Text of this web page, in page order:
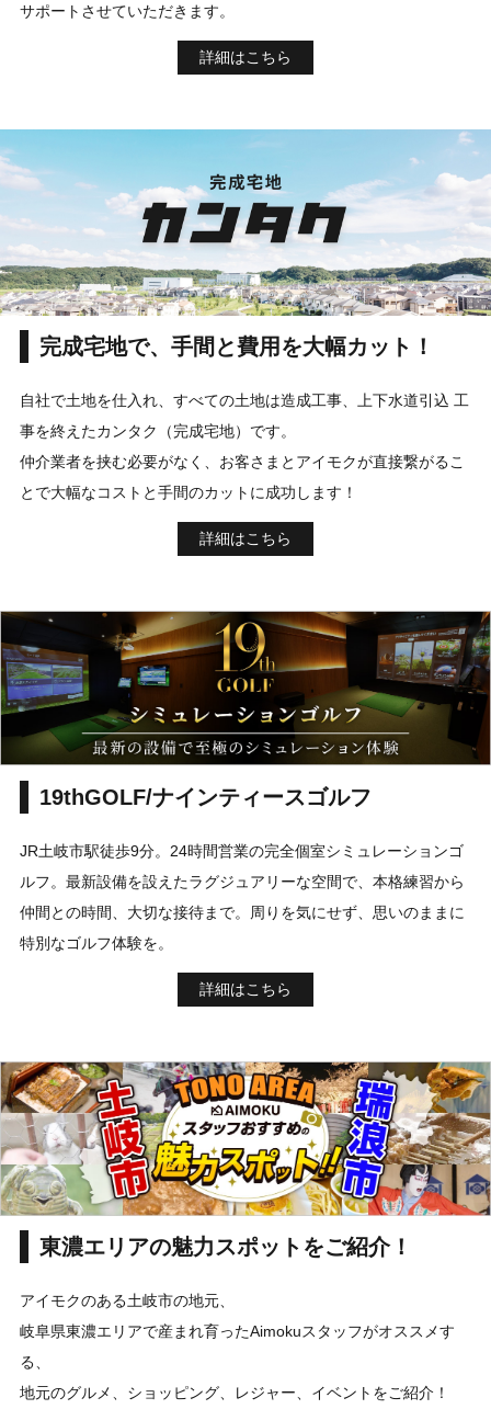
サポートさせていただきます。
詳細はこちら
完成宅地で、手間と費用を大幅カット！
自社で土地を仕入れ、すべての土地は造成工事、上下水道引込 工
事を終えたカンタク（完成宅地）です。
仲介業者を挟む必要がなく、お客さまとアイモクが直接繋がるこ
とで大幅なコストと手間のカットに成功します！
詳細はこちら
19thGOLF/ナインティースゴルフ
JR土岐市駅徒歩9分。24時間営業の完全個室シミュレーションゴ
ルフ。最新設備を設えたラグジュアリーな空間で、本格練習から
仲間との時間、大切な接待まで。周りを気にせず、思いのままに
特別なゴルフ体験を。
詳細はこちら
東濃エリアの魅力スポットをご紹介！
アイモクのある土岐市の地元、
岐阜県東濃エリアで産まれ育ったAimokuスタッフがオススメす
る、
地元のグルメ、ショッピング、レジャー、イベントをご紹介！